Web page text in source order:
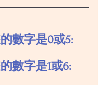
數字是0或5:
數字是1或6: